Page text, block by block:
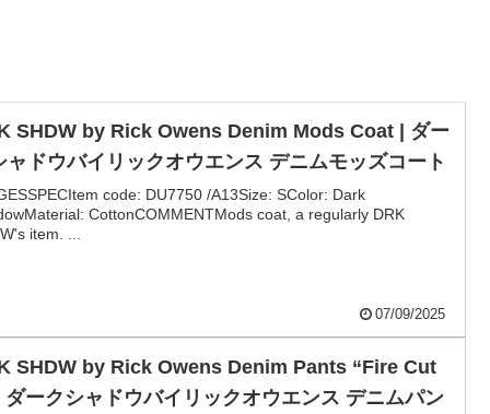
SHDW by Rick Owens Denim Mods Coat | ダー
ャドウバイリックオウエンス デニムモッズコート
code: DU7750 /A13Size: SColor: Dark
CottonCOMMENTMods coat, a regularly DRK
item. ...
07/09/2025
SHDW by Rick Owens Denim Pants “Fire Cut
ダークシャドウバイリックオウエンス デニムパン